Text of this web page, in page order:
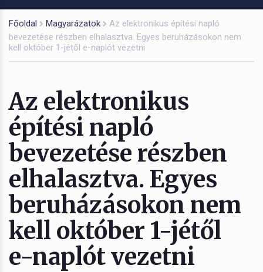
Főoldal Magyarázatok
Az elektronikus építési napló
bevezetése részben elhalasztva. Egyes beruházásokon nem
kell október 1-jétől e-naplót vezetni
Az elektronikus
építési napló
bevezetése részben
elhalasztva. Egyes
beruházásokon nem
kell október 1-jétől
e-naplót vezetni